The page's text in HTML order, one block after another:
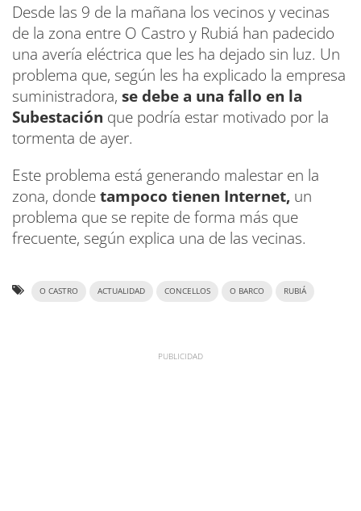
Desde las 9 de la mañana los vecinos y vecinas
de la zona entre O Castro y Rubiá han padecido
una avería eléctrica que les ha dejado sin luz. Un
problema que, según les ha explicado la empresa
suministradora, se debe a una fallo en la
Subestación que podría estar motivado por la
tormenta de ayer.
Este problema está generando malestar en la
zona, dondetampoco tienen Internet, un
problema que se repite de forma más que
frecuente, según explica una de las vecinas.
O CASTRO ACTUALIDAD CONCELLOS O BARCO RUBIÁ